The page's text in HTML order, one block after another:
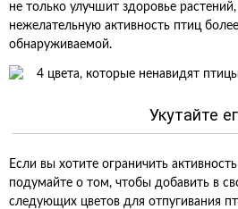
не только улучшит здоровье
нежелательную активность птиц
обнаруживаемой.
Укутайте
Если вы хотите ограничить
подумайте о том, чтобы добавить в
следующих цветов для отпугивания